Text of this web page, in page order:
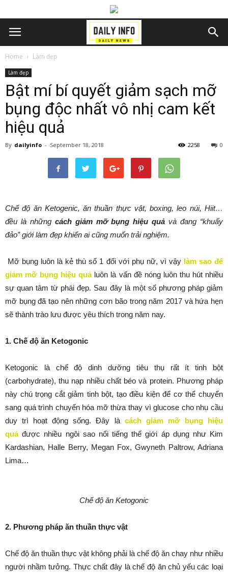
Home Làm đẹp
Làm đẹp
Bật mí bí quyết giảm sạch mỡ
bụng độc nhất vô nhị cam kết
hiệu quả
By dailyinfo - September 18, 2018 0
2258
Chế độ ăn Ketogenic, ăn thuần thực vật, boxing, leo núi, Hiit…
đều là những cách giảm mỡ bụng hiệu quả và đang “khuấy
đảo” giới làm đẹp khiến ai cũng muốn trải nghiệm.
Mỡ bụng luôn là kẻ thù số 1 đối với phụ nữ, vì vậy làm sao để
giảm mỡ bụng hiệu quảluôn là vấn đề nóng luôn thu hút nhiều
sự quan tâm từ phái đẹp. Sau đây là một số phương pháp giảm
mỡ bụng đã tạo nên những cơn bão trong năm 2017 và hứa hẹn
sẽ thành trào lưu được yêu thích trong năm nay.
1. Chế độ ăn Ketogonic
Ketogonic là chế độ dinh dưỡng tiêu thụ rất ít tinh bột
(carbohydrate), thu nạp nhiều chất béo và protein. Phương pháp
này chú trọng cắt giảm tinh bột, tạo điều kiện để cơ thể chuyển
sang quá trình chuyển hóa mỡ thừa thay vì glucose cho nhu cầu
duy trì hoạt động sống. Đây là cách giảm mỡ bụng hiệu
quảđược nhiều ngôi sao nổi tiếng thế giới áp dụng như Kim
Kardashian, Halle Berry, Megan Fox, Gwyneth Paltrow, Adriana
Lima…
Chế độ ăn Ketogonic
2. Phương pháp ăn thuần thực vật
Chế độ ăn thuần thực vật không phải là chế độ ăn chay như nhiều
người nhầm tưởng. Thực chất đây là chế độ ăn chủ yếu các loại